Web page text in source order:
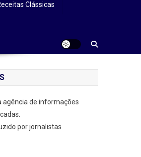
Clássicas
agência de informações
por jornalistas